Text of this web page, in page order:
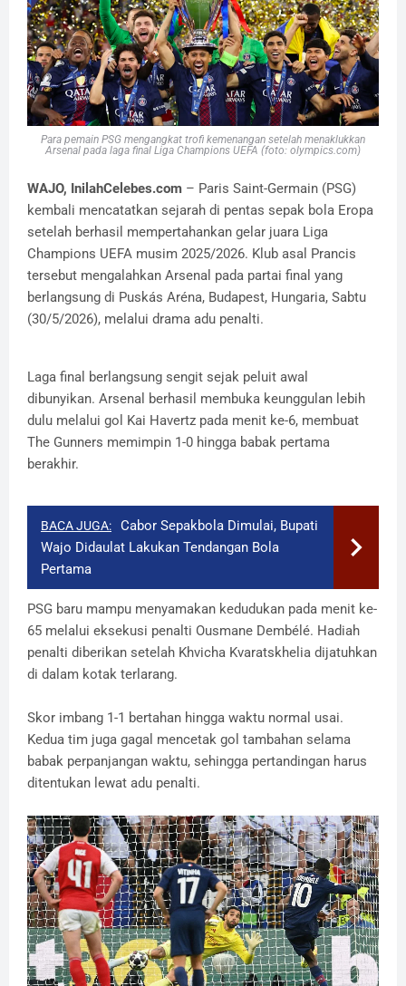
Para pemain PSG mengangkat trofi kemenangan setelah menaklukkan
Arsenal pada laga final Liga Champions UEFA (foto: olympics.com)
WAJO, InilahCelebes.com – Paris Saint-Germain (PSG)
kembali mencatatkan sejarah di pentas sepak bola Eropa
setelah berhasil mempertahankan gelar juara Liga
Champions UEFA musim 2025/2026. Klub asal Prancis
tersebut mengalahkan Arsenal pada partai final yang
berlangsung di Puskás Aréna, Budapest, Hungaria, Sabtu
(30/5/2026), melalui drama adu penalti.
Laga final berlangsung sengit sejak peluit awal
dibunyikan. Arsenal berhasil membuka keunggulan lebih
dulu melalui gol Kai Havertz pada menit ke-6, membuat
The Gunners memimpin 1-0 hingga babak pertama
berakhir.
BACA JUGA:
Cabor Sepakbola Dimulai, Bupati
Wajo Didaulat Lakukan Tendangan Bola
Pertama
PSG baru mampu menyamakan kedudukan pada menit ke-
65 melalui eksekusi penalti Ousmane Dembélé. Hadiah
penalti diberikan setelah Khvicha Kvaratskhelia dijatuhkan
di dalam kotak terlarang.
Skor imbang 1-1 bertahan hingga waktu normal usai.
Kedua tim juga gagal mencetak gol tambahan selama
babak perpanjangan waktu, sehingga pertandingan harus
ditentukan lewat adu penalti.